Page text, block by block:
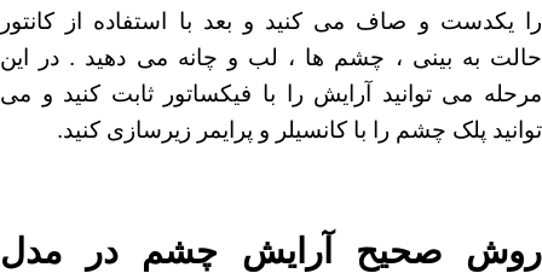
را یکدست و صاف می کنید و بعد با استفاده از کانتور
حالت به بینی ، چشم ها ، لب و چانه می دهید . در این
مرحله می توانید آرایش را با فیکساتور ثابت کنید و می
توانید پلک چشم را با کانسیلر و پرایمر زیرسازی کنید.
روش صحیح آرایش چشم در مدل